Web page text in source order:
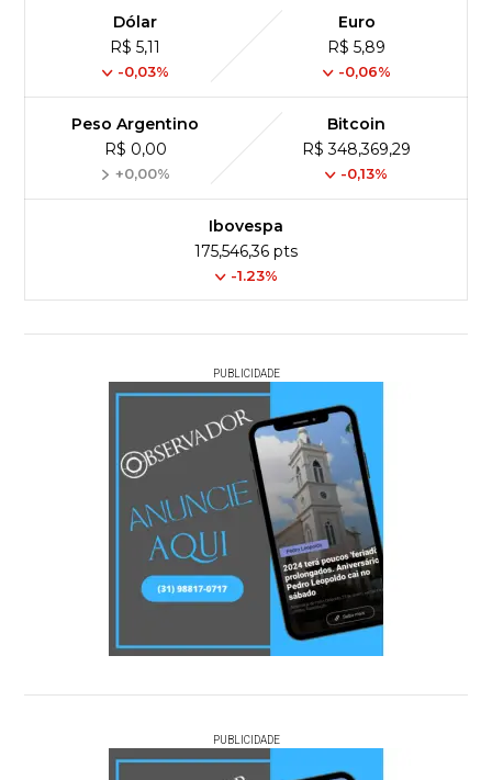
Dólar
R$ 5,11
-0,03%
Euro
R$ 5,89
-0,06%
Peso Argentino
R$ 0,00
+0,00%
Bitcoin
R$ 348,369,29
-0,13%
Ibovespa
175,546,36 pts
-1.23%
PUBLICIDADE
PUBLICIDADE